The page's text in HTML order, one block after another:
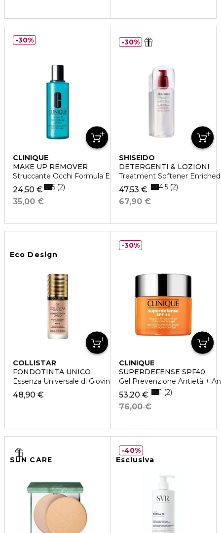
CLINIQUE
MAKE UP REMOVER
Struccante Occhi Formula Express
24,50 €
35,00 €
5 2
30%
SHISEIDO
DETERGENTI & LOZIONI
Treatment Softener Enriched
47,53 €
67,90 €
4.5 2
30%
Eco Design
COLLISTAR
FONDOTINTA UNICO
Essenza Universale di Giovinezza SPF 15
48,90 €
CLINIQUE
SUPERDEFENSE SPF40
Gel Prevenzione Antietà +
53,20 €
76,00 €
1 2
30%
SUN CARE Esclusiva
40%